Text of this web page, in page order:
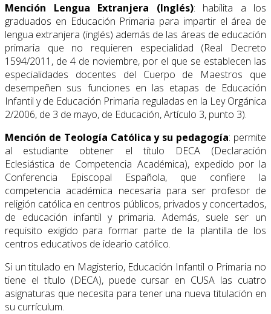
Mención Lengua Extranjera (Inglés): habilita a los
graduados en Educación Primaria para impartir el área de
lengua extranjera (inglés) además de las áreas de educación
primaria que no requieren especialidad (Real Decreto
1594/2011, de 4 de noviembre, por el que se establecen las
especialidades docentes del Cuerpo de Maestros que
desempeñen sus funciones en las etapas de Educación
Infantil y de Educación Primaria reguladas en la Ley Orgánica
2/2006, de 3 de mayo, de Educación, Artículo 3, punto 3).
Mención de Teología Católica y su pedagogía: permite
al estudiante obtener el título DECA (Declaración
Eclesiástica de Competencia Académica), expedido por la
Conferencia Episcopal Española, que confiere la
competencia académica necesaria para ser profesor de
religión católica en centros públicos, privados y concertados,
de educación infantil y primaria. Además, suele ser un
requisito exigido para formar parte de la plantilla de los
centros educativos de ideario católico.
Si un titulado en Magisterio, Educación Infantil o Primaria no
tiene el título (DECA), puede cursar en CUSA las cuatro
asignaturas que necesita para tener una nueva titulación en
su currículum.